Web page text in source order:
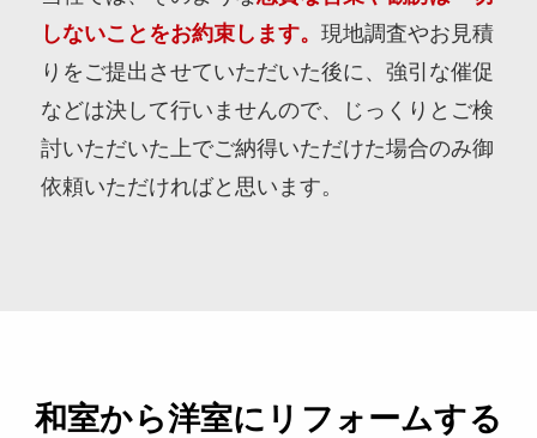
しないことをお約束します。現地調査やお見積
りをご提出させていただいた後に、強引な催促
などは決して行いませんので、じっくりとご検
討いただいた上でご納得いただけた場合のみ御
依頼いただければと思います。
和室から洋室にリフォームする